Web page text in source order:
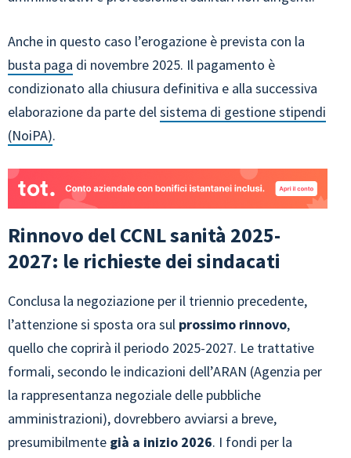
Anche in questo caso l’erogazione è prevista con la
busta paga di novembre 2025. Il pagamento è
condizionato alla chiusura definitiva e alla successiva
elaborazione da parte delsistema di gestione stipendi
(NoiPA).
Rinnovo del CCNL sanità 2025-
2027: le richieste dei sindacati
Conclusa la negoziazione per il triennio precedente,
l’attenzione si sposta ora sul prossimo rinnovo,
quello che coprirà il periodo 2025-2027. Le trattative
formali, secondo le indicazioni dell’ARAN (Agenzia per
la rappresentanza negoziale delle pubbliche
amministrazioni), dovrebbero avviarsi a breve,
presumibilmente già a inizio 2026. I fondi per la